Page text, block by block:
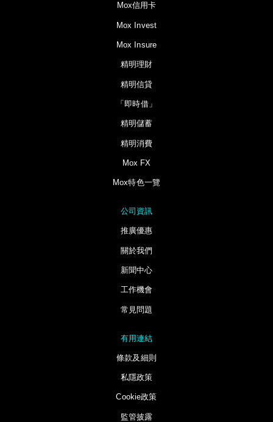
Mox信用卡
Mox Invest
Mox Insure
精明理財
精明信貸
「即時借」
精明儲蓄
精明消費
Mox FX
Mox特色一覽
公司資訊
推廣優惠
關於我們
新聞中心
工作機會
常見問題
有用連結
條款及細則
私隱政策
Cookie政策
監管披露